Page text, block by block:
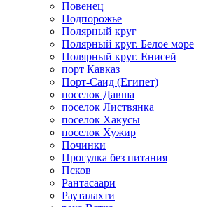
Повенец
Подпорожье
Полярный круг
Полярный круг. Белое море
Полярный круг. Енисей
порт Кавказ
Порт-Саид (Египет)
поселок Давша
поселок Листвянка
поселок Хакусы
поселок Хужир
Починки
Прогулка без питания
Псков
Рантасаари
Рауталахти